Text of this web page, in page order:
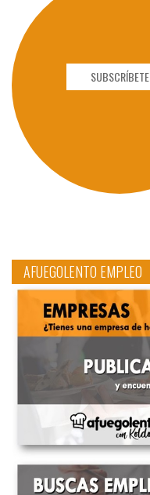
SUBSCRÍBETE
AFUEGOLENTO EMPLEO